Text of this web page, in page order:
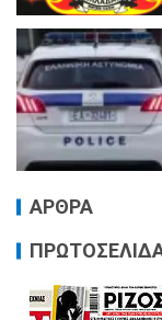
ΑΡΘΡΑ